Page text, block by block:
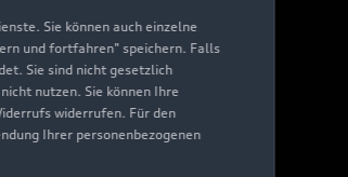
Sie können auch einzelne
und fortfahren" speichern. Falls
Sie sind nicht gesetzlich
nutzen. Sie können Ihre
widerrufen. Für den
Ihrer personenbezogenen